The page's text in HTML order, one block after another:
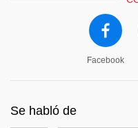
Facebook
Se habló de